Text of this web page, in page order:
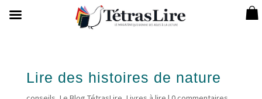
Lire des histoires de nature